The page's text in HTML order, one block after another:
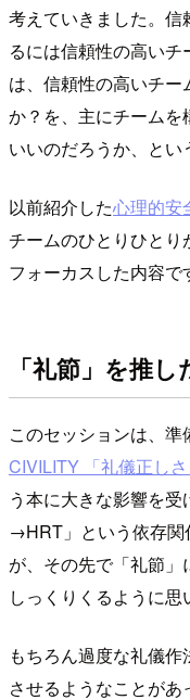
考えていきました。
るには信頼性の高い
は、信頼性の高いチ
か？を、主にチームを
いいのだろうか、とい
以前紹介した心理的安
チームのひとりひと
フォーカスした内容で
「礼節」を推し
このセッションは、
CIVILITY 「礼儀正し
う本に大きな影響を
→HRT」という依存関
が、その先で「礼節
しっくりくるように思
もちろん過度な礼儀
させるようなことが